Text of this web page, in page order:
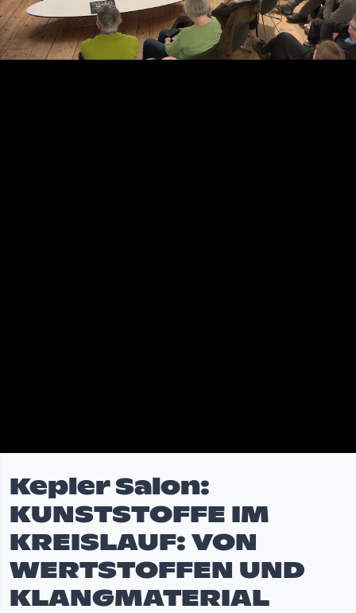
Video
Kepler Salon:
KUNSTSTOFFE IM
KREISLAUF: VON
WERTSTOFFEN UND
KLANGMATERIAL